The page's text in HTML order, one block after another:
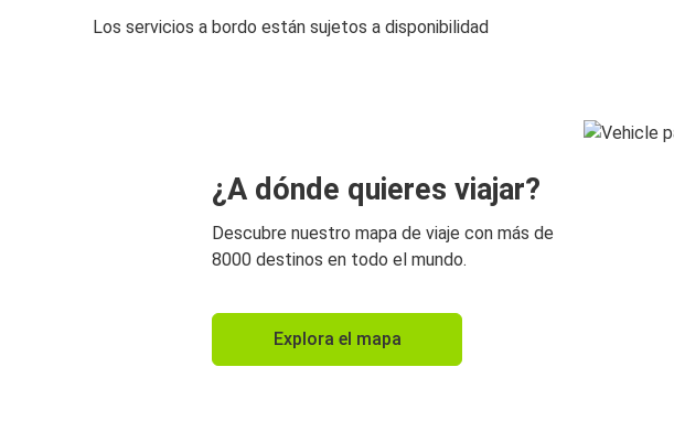
Los servicios a bordo están sujetos a disponibilidad
¿A dónde quieres viajar?
Descubre nuestro mapa de viaje con más de
8000 destinos en todo el mundo.
Explora el mapa